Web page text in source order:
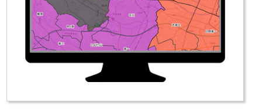
とご協力をよろしくお願いします。システム停止中は気象
庁キキクルをご利用ください。
2025/12/25
メンテナンスのため、1/20(火) 9:00～1/23(金) 17:30の間、
システムの利用を停止します。ご迷惑をおかけしますが、
ご理解とご協力をよろしくお願いします。
東京都土砂災害危険度情報は、令和６年５月２４日１４時